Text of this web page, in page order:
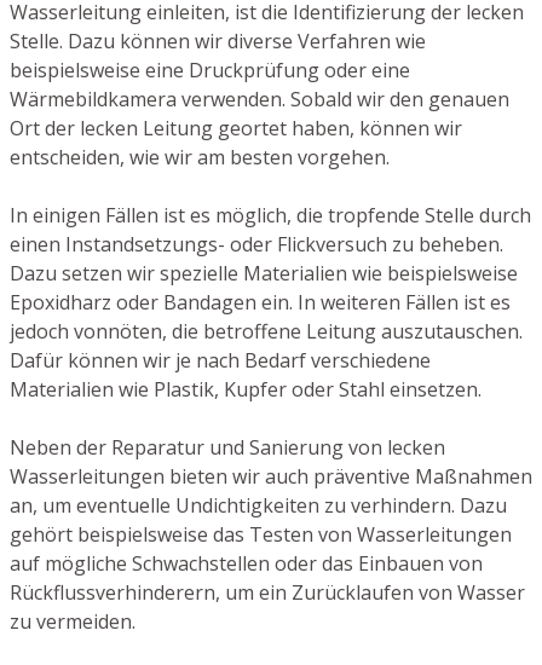
Wasserleitung einleiten, ist die Identifizierung der lecken
Stelle. Dazu können wir diverse Verfahren wie
beispielsweise eine Druckprüfung oder eine
Wärmebildkamera verwenden. Sobald wir den genauen
Ort der lecken Leitung geortet haben, können wir
entscheiden, wie wir am besten vorgehen.
In einigen Fällen ist es möglich, die tropfende Stelle durch
einen Instandsetzungs- oder Flickversuch zu beheben.
Dazu setzen wir spezielle Materialien wie beispielsweise
Epoxidharz oder Bandagen ein. In weiteren Fällen ist es
jedoch vonnöten, die betroffene Leitung auszutauschen.
Dafür können wir je nach Bedarf verschiedene
Materialien wie Plastik, Kupfer oder Stahl einsetzen.
Neben der Reparatur und Sanierung von lecken
Wasserleitungen bieten wir auch präventive Maßnahmen
an, um eventuelle Undichtigkeiten zu verhindern. Dazu
gehört beispielsweise das Testen von Wasserleitungen
auf mögliche Schwachstellen oder das Einbauen von
Rückflussverhinderern, um ein Zurücklaufen von Wasser
zu vermeiden.